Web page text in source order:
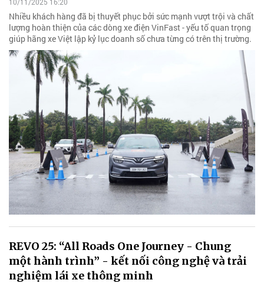
Nhiều khách hàng đã bị thuyết phục bởi sức mạnh vượt trội và chất
lượng hoàn thiện của các dòng xe điện VinFast - yếu tố quan trọng
giúp hãng xe Việt lập kỷ lục doanh số chưa từng có trên thị trường.
REVO 25: “All Roads One Journey - Chung
một hành trình” - kết nối công nghệ và trải
nghiệm lái xe thông minh